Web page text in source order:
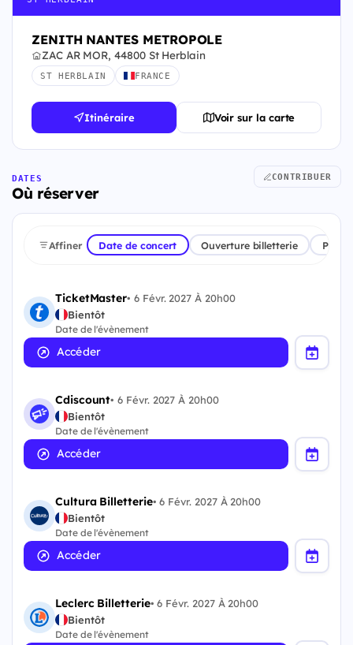
ZENITH NANTES METROPOLE
ZAC AR MOR, 44800 St Herblain
ST HERBLAIN FRANCE
Itinéraire Voir sur la carte
DATES
Où réserver
CONTRIBUER
Affiner Date de concert Ouverture billetterie
TicketMaster• 6 Févr. 2027 À 20h00
Bientôt
Date de l'évènement
Accéder
Cdiscount•6 Févr. 2027 À 20h00
Bientôt
Date de l'évènement
Accéder
Cultura Billetterie•6 Févr. 2027 À 20h00
Bientôt
Date de l'évènement
Accéder
Leclerc Billetterie•6 Févr. 2027 À 20h00
Bientôt
Date de l'évènement